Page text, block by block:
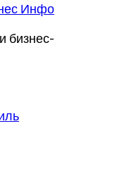
Инфо
бизнес-